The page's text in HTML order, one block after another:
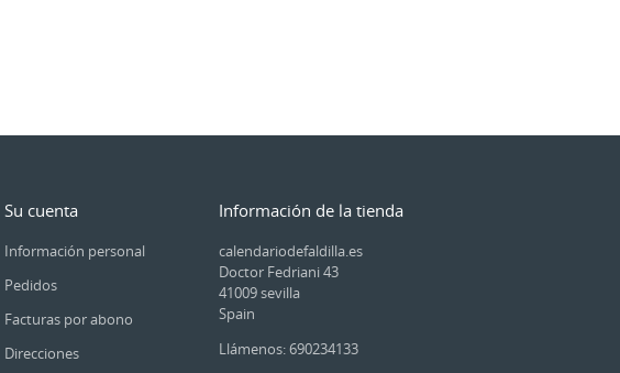
Su cuenta
Información personal
Pedidos
Facturas por abono
Direcciones
Información de la tienda
calendariodefaldilla.es
Doctor Fedriani 43
41009 sevilla
Spain
Llámenos: 690234133